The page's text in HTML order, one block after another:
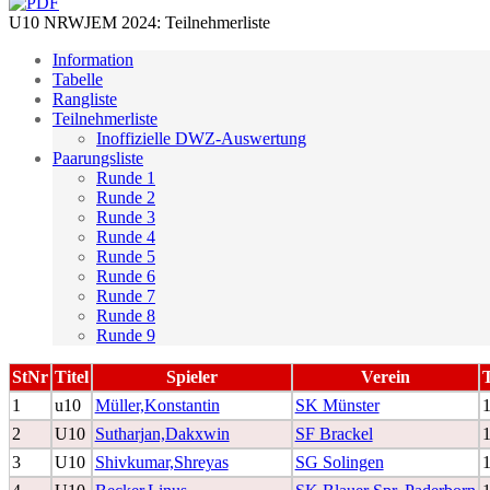
U10 NRWJEM 2024: Teilnehmerliste
Information
Tabelle
Rangliste
Teilnehmerliste
Inoffizielle DWZ-Auswertung
Paarungsliste
Runde 1
Runde 2
Runde 3
Runde 4
Runde 5
Runde 6
Runde 7
Runde 8
Runde 9
StNr Titel Spieler Verein
1
u10 Müller,Konstantin SK Münster
2
U10 Sutharjan,Dakxwin SF Brackel
3
U10 Shivkumar,Shreyas SG Solingen